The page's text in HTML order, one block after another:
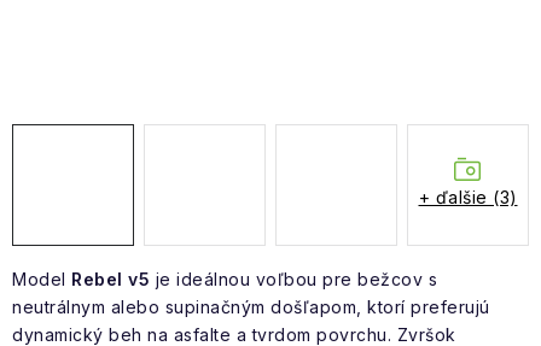
Model Rebel v5 je ideálnou voľbou pre bežcov s
neutrálnym alebo supinačným došľapom, ktorí preferujú
dynamický beh na asfalte a tvrdom povrchu. Zvršok
+ ďalšie (3)